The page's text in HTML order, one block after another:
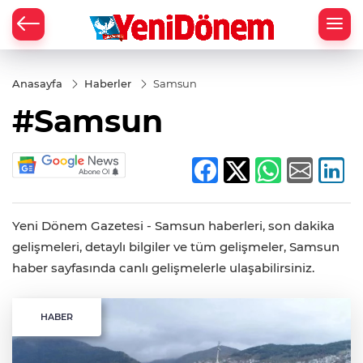
Anasayfa Haberler Samsun
#Samsun
Yeni Dönem Gazetesi - Samsun haberleri, son dakika
gelişmeleri, detaylı bilgiler ve tüm gelişmeler, Samsun
haber sayfasında canlı gelişmelerle ulaşabilirsiniz.
HABER